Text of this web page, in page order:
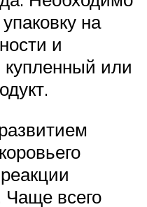
на
и
купленный или
Чаще всего